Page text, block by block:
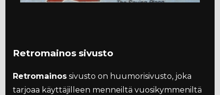
Retromainos sivusto
Retromainos sivusto on huumorisivusto, joka
tarjoaa käyttäjilleen menneiltä vuosikymmeniltä